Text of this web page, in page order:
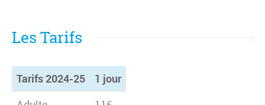
Les Tarifs
Tarifs 2024-25
1 jour
Tarifs 2024-25
1 jour